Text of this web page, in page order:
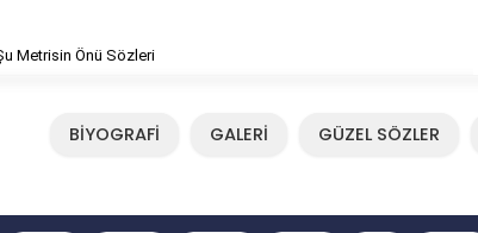
Metrisin Önü Sözleri
BİYOGRAFİ GALERİ GÜZEL SÖZLER